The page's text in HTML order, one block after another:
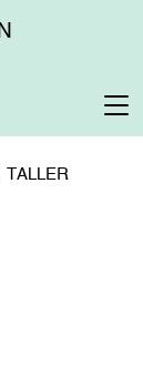
TALLER